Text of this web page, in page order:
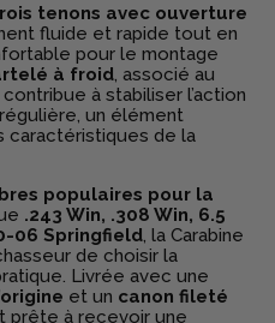
tenons avec ouverture
fluide et rapide tout en
pour le montage
à froid, associé au
contribue à stabiliser l’action
un élément
caractéristiques de la
populaires pour la
.243 Win, .308 Win, 6.5
06 Springfield, la Carabine
de choisir la
Livrée avec une
et un canon fileté
prête à recevoir une